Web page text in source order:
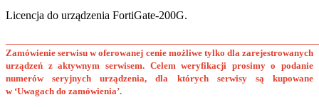
Licencja do urządzenia FortiGate-200G.
Zamówienie serwisu w oferowanej cenie możliwe tylko dla zarejestrowanych
urządzeń z aktywnym serwisem. Celem weryfikacji prosimy o podanie
numerów seryjnych urządzenia, dla których serwisy są kupowane
w ‘Uwagach do zamówienia’.